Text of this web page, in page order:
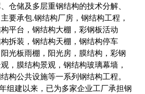
仓储及多层重钢结构的技术分解、
要承包.钢结构厂房，钢结构工程，
平台，钢结构大棚，彩钢板活动
拆装，钢结构天棚，钢结构停车
光板雨棚，阳光房，膜结构，彩钢
，膜结构景观，钢结构玻璃幕墙，
构公共设施等一系列钢结构工程。
建以来，已为多家企业工厂承担钢